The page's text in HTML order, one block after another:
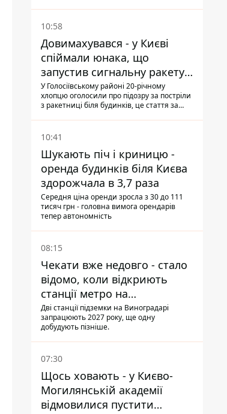
10:58
Довимахувався - у Києві
спіймали юнака, що
запустив сигнальну ракету,
аби потішити дівчат
У Голосіївському районі 20-річному
хлопцю оголосили про підозру за постріли
з ракетниці біля будинків, це стаття за
10:41
Шукають піч і криницю -
оренда будинків біля Києва
здорожчала в 3,7 раза
Середня ціна оренди зросла з 30 до 111
тисяч грн - головна вимога орендарів
тепер автономність
08:15
Чекати вже недовго - стало
відомо, коли відкриють
станції метро на
Виноградарі
Дві станції підземки на Виноградарі
запрацюють 2027 року, ще одну
добудують пізніше.
07:30
Щось ховають - у Києво-
Могилянській академії
відмовилися пустити